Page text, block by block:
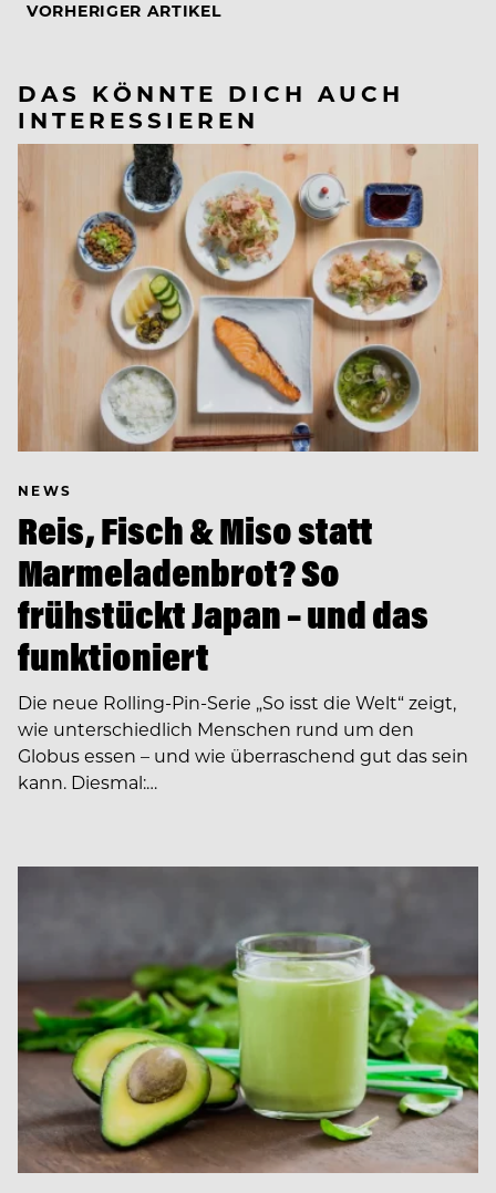
VORHERIGER ARTIKEL
DAS KÖNNTE DICH AUCH
INTERESSIEREN
NEWS
Reis, Fisch & Miso statt
Marmeladenbrot? So
frühstückt Japan – und das
funktioniert
Die neue Rolling-Pin-Serie „So isst die Welt“ zeigt,
wie unterschiedlich Menschen rund um den
Globus essen – und wie überraschend gut das sein
kann. Diesmal:…